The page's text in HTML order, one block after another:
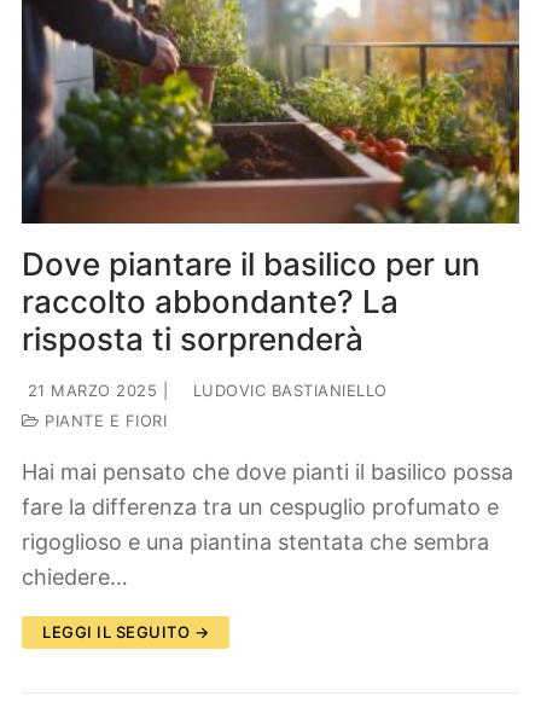
Dove piantare il basilico per un
raccolto abbondante? La
risposta ti sorprenderà
21 MARZO 2025
LUDOVIC BASTIANIELLO
PIANTE E FIORI
Hai mai pensato che dove pianti il basilico possa
fare la differenza tra un cespuglio profumato e
rigoglioso e una piantina stentata che sembra
chiedere…
LEGGI IL SEGUITO →